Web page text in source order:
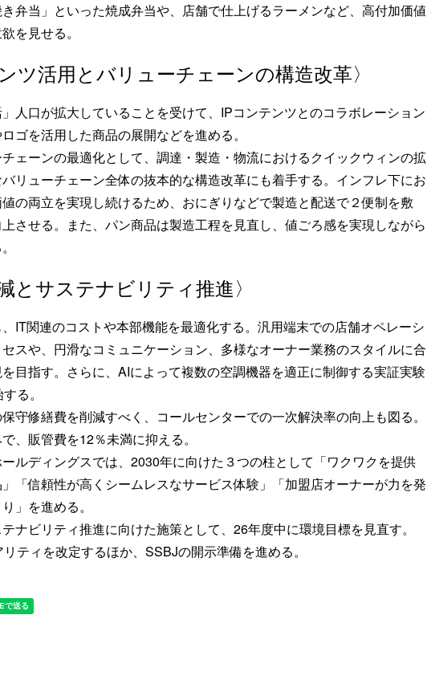
弁当」といった焼成弁当や、店舗で仕上げるラーメンなど、高付加価値
を見せる。
ツ活用とバリューチェーンの構造改革〉
人口が拡大していることを受けて、IPコンテンツとのコラボレーション
ゴを活用した商品の展開などを進める。
ェーンの最適化として、調達・製造・物流におけるクイックウィンの拡
リューチェーン全体の抜本的な構造改革にも着手する。インフレ下にお
の両立を実現し続けるため、おにぎりなどで製造と配送で２便制を敷
させる。また、パン商品は製造工程を見直し、値ごろ感を実現しながら
とサステナビリティ推進〉
IT関連のコストや本部機能を最適化する。汎用端末での店舗オペレーシ
スや、円滑なコミュニケーション、多様なオーナー業務のスタイルに合
目指す。さらに、AIによって複数の空調機器を適正に制御する実証実験
る。
守修繕費を削減すべく、コールセンターでの一次解決率の向上も図る。
、販管費を12％未満に抑える。
ルディングスでは、2030年に向けた３つの柱として「ワクワクを提供
「信頼性が高くシームレスなサービス体験」「加盟店オーナーが力を発
」を進める。
ナビリティ推進に向けた施策として、26年度中に環境目標を見直す。
ティを改定するほか、SSBJの開示準備を進める。